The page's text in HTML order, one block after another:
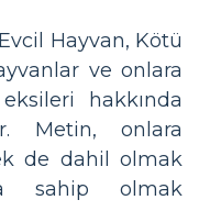
Hayvan, Kötü
ve onlara
hakkında
Metin, onlara
de dahil olmak
sahip olmak